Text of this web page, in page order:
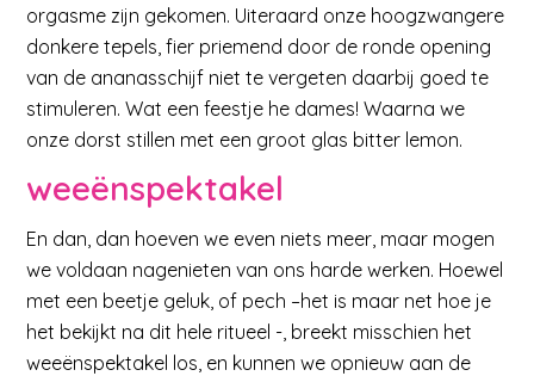
orgasme zijn gekomen. Uiteraard onze hoogzwangere
donkere tepels, fier priemend door de ronde opening
van de ananasschijf niet te vergeten daarbij goed te
stimuleren. Wat een feestje he dames! Waarna we
onze dorst stillen met een groot glas bitter lemon.
weeënspektakel
En dan, dan hoeven we even niets meer, maar mogen
we voldaan nagenieten van ons harde werken. Hoewel
met een beetje geluk, of pech –het is maar net hoe je
het bekijkt na dit hele ritueel -, breekt misschien het
weeënspektakel los, en kunnen we opnieuw aan de